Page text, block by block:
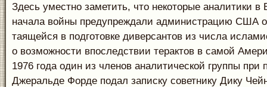
Здесь уместно заметить, что некоторые аналитики
начала войны предупреждали администрацию США
таящейся в подготовке диверсантов из числа
о возможности впоследствии терактов в самой
1976 года один из членов аналитической группы при
Джеральде Форде подал записку советнику Дику